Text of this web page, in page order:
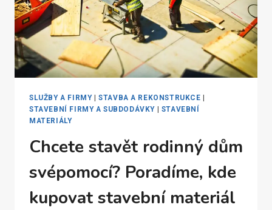
PRO
OBKLADAČE
SLUŽBY A FIRMY|STAVBA A REKONSTRUKCE |
STAVEBNÍ FIRMY A SUBDODÁVKY | STAVEBNÍ
MATERIÁLY
Chcete stavět rodinný dům
svépomocí? Poradíme, kde
kupovat stavební materiál